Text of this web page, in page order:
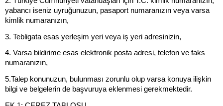
yabancı iseniz uyruğunuzun, pasaport numaranızın veya varsa
kimlik numaranızın,
3. Tebligata esas yerleşim yeri veya iş yeri adresinizin,
4. Varsa bildirime esas elektronik posta adresi, telefon ve faks
numaranızın,
5.Talep konunuzun, bulunması zorunlu olup varsa konuya ilişkin
bilgi ve belgelerin de başvuruya eklenmesi gerekmektedir.